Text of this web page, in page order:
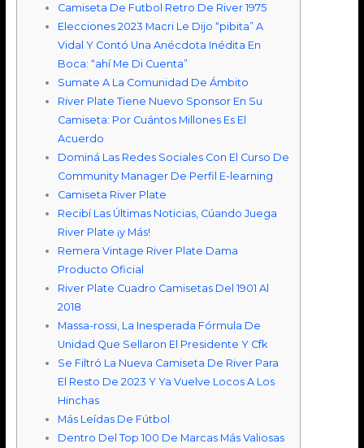
Camiseta De Futbol Retro De River 1975
Elecciones 2023 Macri Le Dijo “pibita” A
Vidal Y Contó Una Anécdota Inédita En
Boca: “ahí Me Di Cuenta”
Sumate A La Comunidad De Ámbito
River Plate Tiene Nuevo Sponsor En Su
Camiseta: Por Cuántos Millones Es El
Acuerdo
Dominá Las Redes Sociales Con El Curso De
Community Manager De Perfil E-learning
Camiseta River Plate
Recibí Las Últimas Noticias, Cúando Juega
River Plate ¡y Más!
Remera Vintage River Plate Dama
Producto Oficial
River Plate Cuadro Camisetas Del 1901 Al
2018
Massa-rossi, La Inesperada Fórmula De
Unidad Que Sellaron El Presidente Y Cfk
Se Filtró La Nueva Camiseta De River Para
El Resto De 2023 Y Ya Vuelve Locos A Los
Hinchas
Más Leídas De Fútbol
Dentro Del Top 100 De Marcas Más Valiosas